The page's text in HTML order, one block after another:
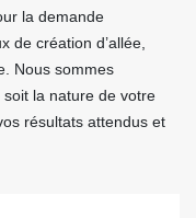
la demande
de création d’allée,
Nous sommes
la nature de votre
résultats attendus et